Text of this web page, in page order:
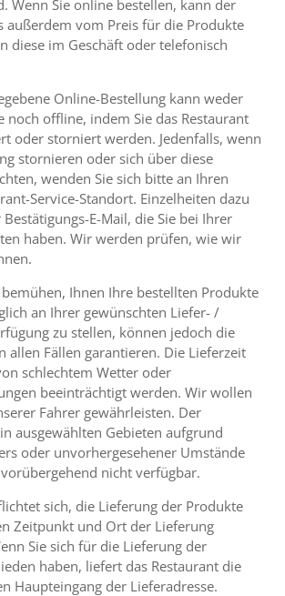
Wenn Sie online bestellen, kann der
außerdem vom Preis für die Produkte
diese im Geschäft oder telefonisch
Online-Bestellung kann weder
noch offline, indem Sie das Restaurant
oder storniert werden. Jedenfalls, wenn
stornieren oder sich über diese
wenden Sie sich bitte an Ihren
Service-Standort. Einzelheiten dazu
E-Mail, die Sie bei Ihrer
haben. Wir werden prüfen, wie wir
Ihnen Ihre bestellten Produkte
an Ihrer gewünschten Liefer- /
zu stellen, können jedoch die
allen Fällen garantieren. Die Lieferzeit
schlechtem Wetter oder
beeinträchtigt werden. Wir wollen
Fahrer gewährleisten. Der
ausgewählten Gebieten aufgrund
oder unvorhergesehener Umstände
nicht verfügbar.
sich, die Lieferung der Produkte
Zeitpunkt und Ort der Lieferung
Sie sich für die Lieferung der
haben, liefert das Restaurant die
Haupteingang der Lieferadresse.